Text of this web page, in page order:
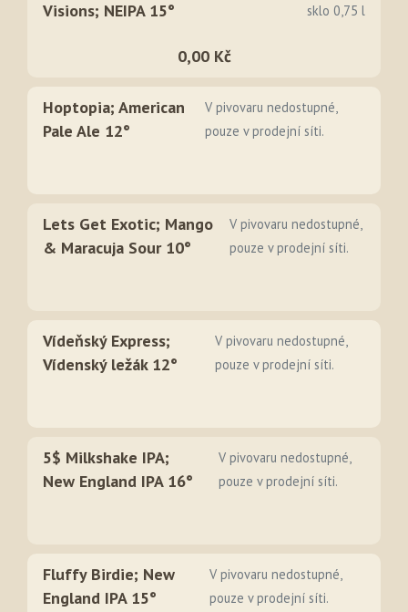
Visions; NEIPA 15° sklo 0,75 l
0,00 Kč
Hoptopia; American
Pale Ale 12°
V pivovaru nedostupné,
pouze v prodejní síti.
Lets Get Exotic; Mango
& Maracuja Sour 10°
V pivovaru nedostupné,
pouze v prodejní síti.
Vídeňský Express;
Vídenský ležák 12°
V pivovaru nedostupné,
pouze v prodejní síti.
5$ Milkshake IPA;
New England IPA 16°
V pivovaru nedostupné,
pouze v prodejní síti.
Fluffy Birdie; New
England IPA 15°
V pivovaru nedostupné,
pouze v prodejní síti.